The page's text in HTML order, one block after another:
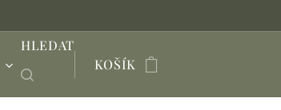
HLEDAT
KOŠÍK